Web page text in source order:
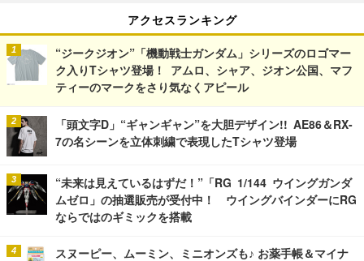
アクセスランキング
“ジークジオン”「機動戦士ガンダム」シリーズのロゴマー
ク入りTシャツ登場！ アムロ、シャア、ジオン公国、マフ
ティーのマークをさり気なくアピール
「頭文字D」“ギャンギャン”を大胆デザイン!! AE86＆RX-
7の名シーンを立体刺繍で表現したTシャツ登場
“未来は見えているはずだ！”「RG 1/144 ウイングガンダ
ムゼロ」の抽選販売が受付中！ ウイングバインダーにRG
ならではのギミックを搭載
スヌーピー、ムーミン、ミニオンズも♪ お薬手帳＆マイナ